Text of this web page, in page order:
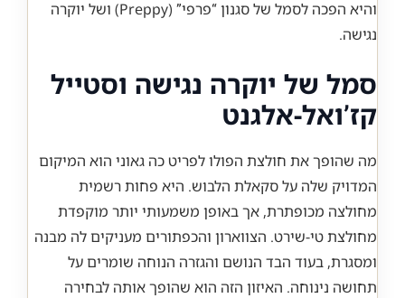
והיא הפכה לסמל של סגנון “פרפי” (Preppy) ושל יוקרה
נגישה.
סמל של יוקרה נגישה וסטייל
קז’ואל-אלגנט
מה שהופך את חולצת הפולו לפריט כה גאוני הוא המיקום
המדויק שלה על סקאלת הלבוש. היא פחות רשמית
מחולצה מכופתרת, אך באופן משמעותי יותר מוקפדת
מחולצת טי-שירט. הצווארון והכפתורים מעניקים לה מבנה
ומסגרת, בעוד הבד הנושם והגזרה הנוחה שומרים על
תחושה נינוחה. האיזון הזה הוא שהופך אותה לבחירה